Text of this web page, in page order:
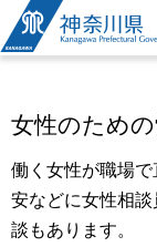
神奈川県
女性のため
働く女性が職場
安などに女性相
談もあります。